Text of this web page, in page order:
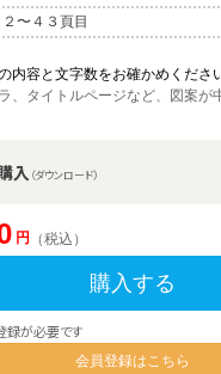
２〜４３頁目
内容と文字数をお確かめくださ
、タイトルページなど、図案が
入 （ダウンロード）
円 （税込）
購入する
録が必要です
会員登録はこちら